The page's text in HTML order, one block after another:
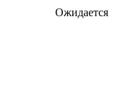
Ожидается